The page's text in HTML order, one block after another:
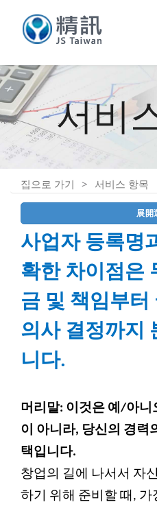
서비
집으로 가기 서비스 항목
展開
사업자 등록명
확한 차이점은
금 및 책임부터
의사 결정까지
니다.
머리말: 이것은 예/아니
이 아니라, 당신의 경력
택입니다.
창업의 길에 나서서 자
하기 위해 준비할 때,